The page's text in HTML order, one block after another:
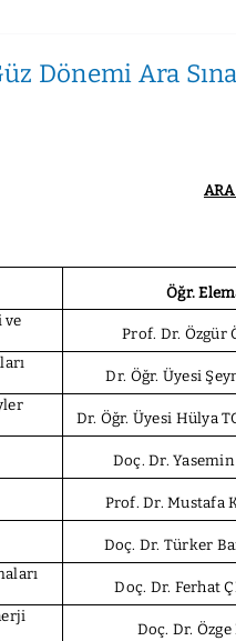
Dönemi Ara
Öğr.
ve
Prof. Dr. Özgür
Dr. Öğr. Üyesi
Dr. Öğr. Üyesi Hülya
Doç. Dr.
Prof. Dr. Mustafa
Doç. Dr. Türker
Doç. Dr. Ferhat
Doç. Dr. Özge